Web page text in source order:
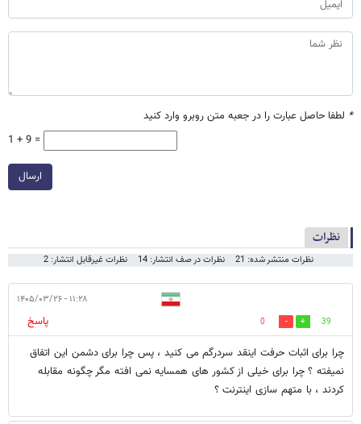
* لطفا حاصل عبارت را در جعبه متن روبرو وارد کنید
1 + 9 =
ارسال
نظرات
نظرات منتشر شده: 21 نظرات در صف انتشار: 14 نظرات غیرقابل انتشار: 2
۱۱:۲۸ - ۱۴۰۵/۰۳/۲۶
39
0
پاسخ
چرا برای اثبات حرفت اینقد سردرگم می کنید ، پس چرا برای دشمن این اتفاق
نمیفته ؟ چرا برای خیلی از کشور های همسایه نمی افته مگر چگونه مقابله
کردند ، با متهم سازی اینترنت ؟